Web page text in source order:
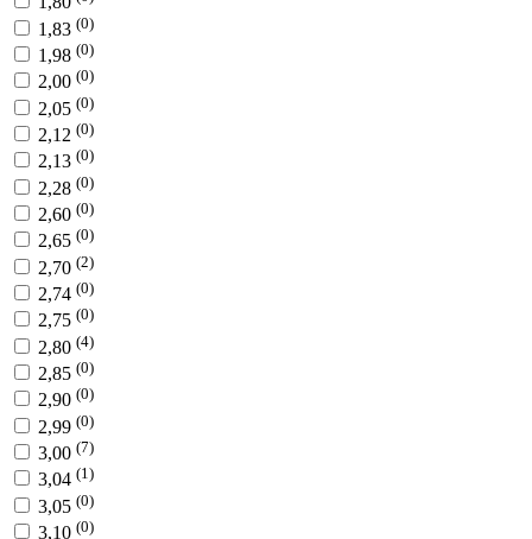
1,83 (0)
1,98 (0)
2,00 (0)
2,05 (0)
2,12 (0)
2,13 (0)
2,28 (0)
2,60 (0)
2,65 (0)
2,70 (2)
2,74 (0)
2,75 (0)
2,80 (4)
2,85 (0)
2,90 (0)
2,99 (0)
3,00 (7)
3,04 (1)
3,05 (0)
3,10 (0)